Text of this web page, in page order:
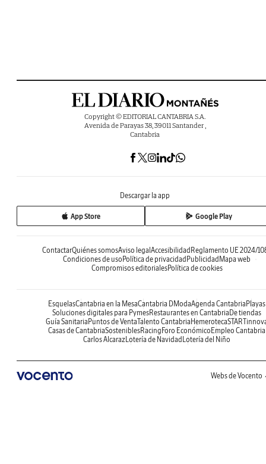
Copyright © EDITORIAL CANTABRIA S.A.
Avenida de Parayas 38, 39011 Santander ,
Cantabria
Descargar la app
App Store Google Play
ContactarQuiénes somosAviso legal Accesibilidad Reglamento UE 2024/
Condiciones de uso Política de privacidad Publicidad Mapa web
Compromisos editorialesPolítica de cookies
EsquelasCantabria en la MesaCantabria DModaAgenda Cantabria Playas
Soluciones digitales para PymesRestaurantes en Cantabria De tiendas
Guía Sanitaria Puntos de VentaTalento Cantabria Hemeroteca
Casas de CantabriaSosteniblesRacing Foro Económico Empleo Cantabria
Carlos AlcarazLotería de Navidad Lotería del Niño
Webs de Vocento